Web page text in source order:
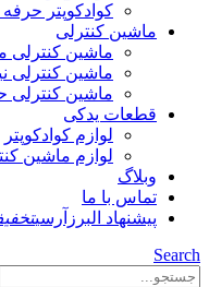
کوادکوپتر
ماشین کنترلی
ماشین کنترلی
ماشین کنترلی
ماشین کنترلی
قطعات یدکی
لوازم کوادکوپتر
لوازم ماشین
وبلاگ
تماس با ما
پیشنهاد البرزآرسی
Search